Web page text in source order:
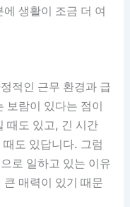
생활이 조금 더 여
적인 근무 환경과 급
보람이 있다는 점이
때도 있고, 긴 시간
도 있답니다. 그럼
로 일하고 있는 이유
매력이 있기 때문